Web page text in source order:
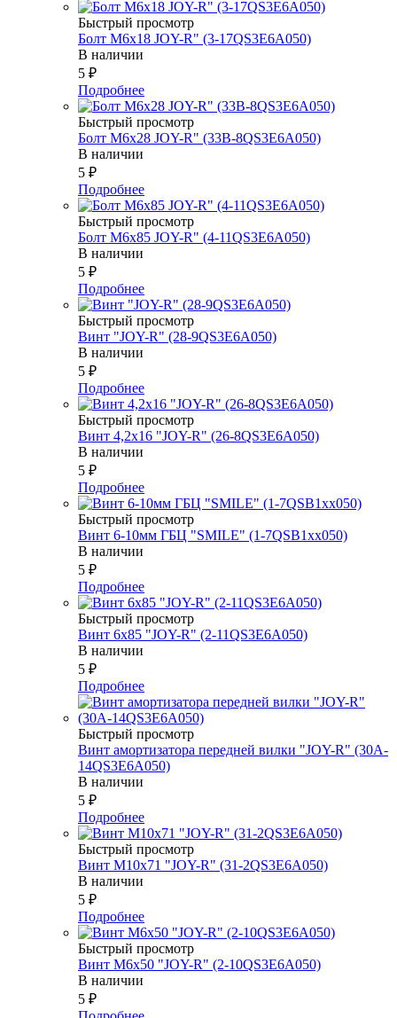
Быстрый просмотр
Болт М6х18 JOY-R" (3-17QS3E6A050)
В наличии
5 ₽
Подробнее
Быстрый просмотр
Болт М6х28 JOY-R" (33В-8QS3E6A050)
В наличии
5 ₽
Подробнее
Быстрый просмотр
Болт М6х85 JOY-R" (4-11QS3E6A050)
В наличии
5 ₽
Подробнее
Быстрый просмотр
Винт "JOY-R" (28-9QS3E6A050)
В наличии
5 ₽
Подробнее
Быстрый просмотр
Винт 4,2х16 "JOY-R" (26-8QS3E6A050)
В наличии
5 ₽
Подробнее
Быстрый просмотр
Винт 6-10мм ГБЦ "SMILE" (1-7QSB1xx050)
В наличии
5 ₽
Подробнее
Быстрый просмотр
Винт 6х85 "JOY-R" (2-11QS3E6A050)
В наличии
5 ₽
Подробнее
Быстрый просмотр
Винт амортизатора передней вилки "JOY-R" (30A-
14QS3E6A050)
В наличии
5 ₽
Подробнее
Быстрый просмотр
Винт М10х71 "JOY-R" (31-2QS3E6A050)
В наличии
5 ₽
Подробнее
Быстрый просмотр
Винт М6х50 "JOY-R" (2-10QS3E6A050)
В наличии
5 ₽